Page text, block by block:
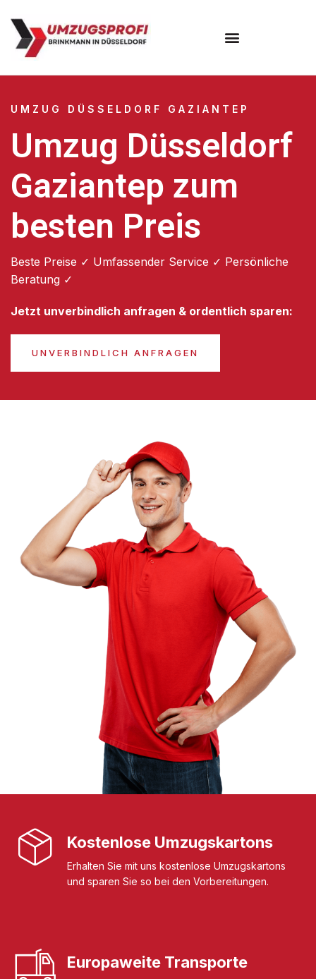
UMZUG DÜSSELDORF GAZIANTEP
Umzug Düsseldorf
Gaziantep zum
besten Preis
Beste Preise ✓ Umfassender Service ✓ Persönliche
Beratung ✓
Jetzt unverbindlich anfragen & ordentlich sparen:
UNVERBINDLICH ANFRAGEN
Kostenlose Umzugskartons
Erhalten Sie mit uns kostenlose Umzugskartons
und sparen Sie so bei den Vorbereitungen.
Europaweite Transporte